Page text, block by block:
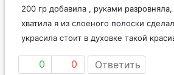
200 гр добавила , руками
хватила я из слоеного полоски
украсила стоит в духовке такой
0 0 Ответить